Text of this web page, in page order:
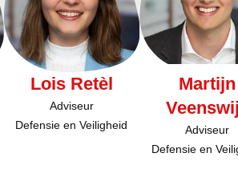
Lois Retèl
Adviseur
Defensie en Veiligheid
Martijn
Adviseur
Defensie en